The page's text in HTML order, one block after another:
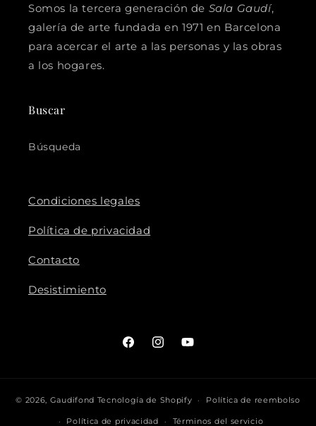
Somos la tercera generación de Sala Gaudí,
galería de arte fundada en 1971 en Barcelona
para acercar el arte a las personas y las obras
a los hogares.
Buscar
Búsqueda
Condiciones legales
Política de privacidad
Contacto
Desistimiento
FacebookInstagramYouTube
© 2026, Gaudifond Tecnología de Shopify Política de reembolso
Política de privacidad Términos del servicio